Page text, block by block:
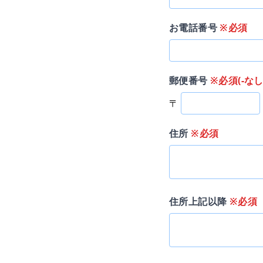
お電話番号 ※必須
郵便番号 ※必須(-な
〒
住所 ※必須
住所上記以降 ※必須